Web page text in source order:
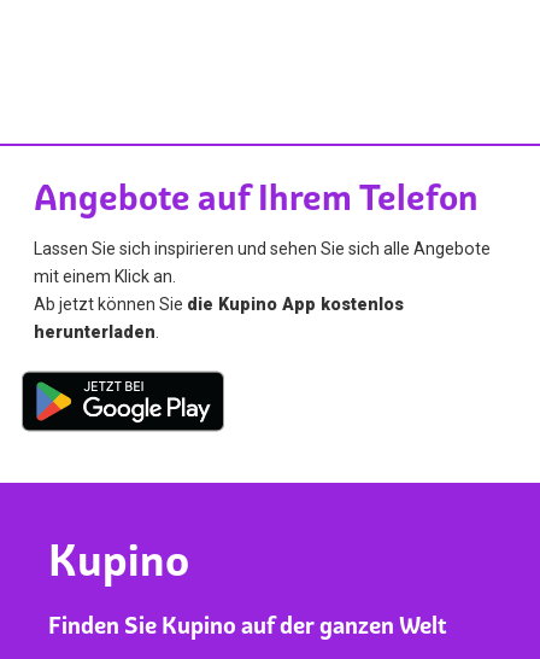
Angebote auf Ihrem Telefon
Lassen Sie sich inspirieren und sehen Sie sich alle Angebote
mit einem Klick an.
Ab jetzt können Sie die Kupino App kostenlos
herunterladen
Kupino
Finden Sie Kupino auf der ganzen Welt